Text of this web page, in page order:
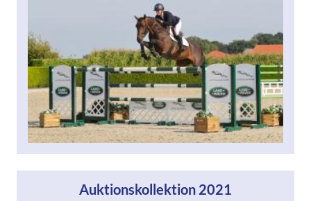
Auktionskollektion 2021